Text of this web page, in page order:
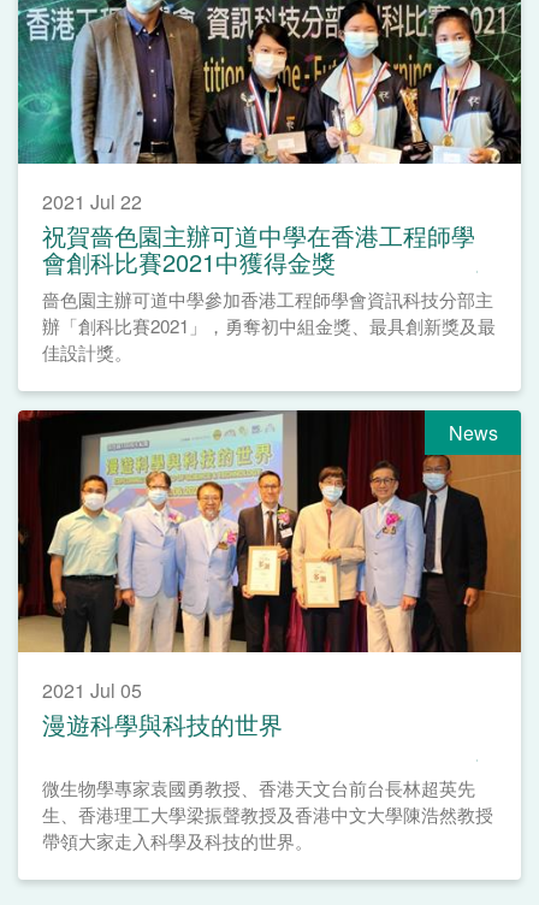
2021 Jul 22
祝賀嗇色園主辦可道中學在香港工程師學
會創科比賽2021中獲得金獎
嗇色園主辦可道中學參加香港工程師學會資訊科技分部主
辦「創科比賽2021」，勇奪初中組金獎、最具創新獎及最
佳設計獎。
News
2021 Jul 05
漫遊科學與科技的世界
微生物學專家袁國勇教授、香港天文台前台長林超英先
生、香港理工大學梁振聲教授及香港中文大學陳浩然教授
帶領大家走入科學及科技的世界。